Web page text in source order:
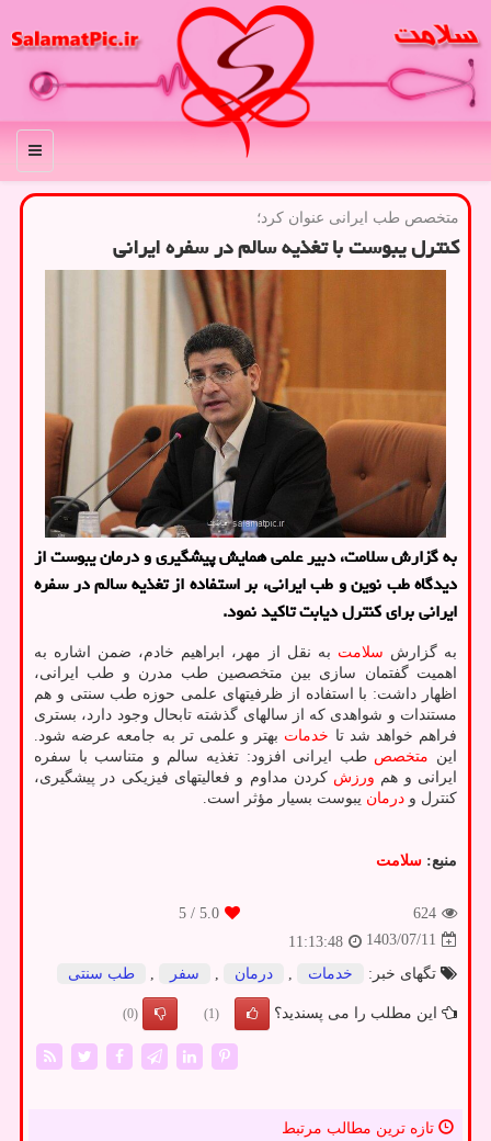
منو
متخصص طب ایرانی عنوان كرد؛
کنترل یبوست با تغذیه سالم در سفره ایرانی
به گزارش سلامت، دبیر علمی همایش پیشگیری و درمان یبوست از
دیدگاه طب نوین و طب ایرانی، بر استفاده از تغذیه سالم در سفره
ایرانی برای کنترل دیابت تاکید نمود.
به گزارش سلامت به نقل از مهر، ابراهیم خادم، ضمن اشاره به
اهمیت گفتمان سازی بین متخصصین طب مدرن و طب ایرانی،
اظهار داشت: با استفاده از ظرفیتهای علمی حوزه طب سنتی و هم
مستندات و شواهدی که از سالهای گذشته تابحال وجود دارد، بستری
فراهم خواهد شد تا خدمات بهتر و علمی تر به جامعه عرضه شود.
این متخصص طب ایرانی افزود: تغذیه سالم و متناسب با سفره
ایرانی و هم ورزش کردن مداوم و فعالیتهای فیزیکی در پیشگیری،
کنترل و درمان یبوست بسیار مؤثر است.
منبع: سلامت
624
5.0
/ 5
1403/07/11
11:13:48
تگهای خبر:
خدمات درمان سفر طب سنتی
این مطلب را می پسندید؟ (1)
(0)
تازه ترین مطالب مرتبط